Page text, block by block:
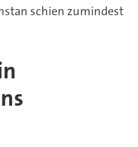
schien zumindest